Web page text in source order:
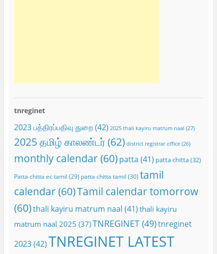
tnreginet
2023 பத்திரப்பதிவு துறை(42) 2025 thali kayiru matrum naal (27)
2025 தமிழ் காலண்டர்(62) district registrar office(26)
monthly calendar(60) patta (41) patta chitta(32)
Patta chitta ec tamil (29) patta chitta tamil (30) tamil
calendar(60)Tamil calendar tomorrow
(60)thali kayiru matrum naal (41) thali kayiru
matrum naal 2025 (37)TNREGINET(49)tnreginet
2023(42)TNREGINET LATEST